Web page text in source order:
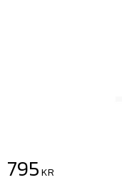
795KR